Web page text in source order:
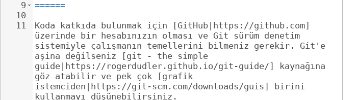
9
10
11
======
Koda katkıda bulunmak için [GitHub|https://github.com]
üzerinde bir hesabınızın olması ve Git sürüm denetim
sistemiyle çalışmanın temellerini bilmeniz gerekir. Git'e
aşina değilseniz [git - the simple
guide|https://rogerdudler.github.io/git-guide/] kaynağına
göz atabilir ve pek çok [grafik
istemciden|https://git-scm.com/downloads/guis] birini
kullanmayı düşünebilirsiniz.